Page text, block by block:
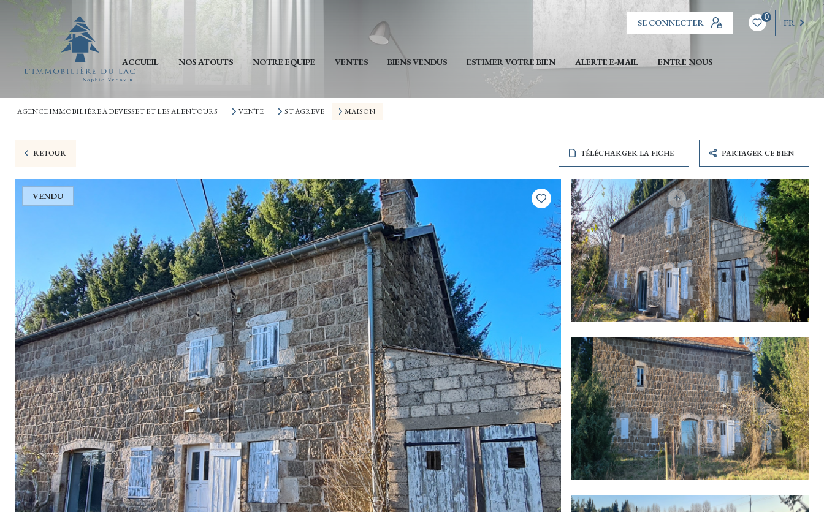
SE CONNECTER
0
FR
ACCUEIL NOS ATOUTS NOTRE EQUIPE VENTES BIENS VENDUS ESTIMER VOTRE BIEN ALERTE E-MAIL ENTRE NOUS
AGENCE IMMOBILIÈRE À DEVESSET ET LES ALENTOURS VENTE ST AGREVE MAISON
RETOUR TÉLÉCHARGER LA FICHE PARTAGER CE BIEN
VENDU